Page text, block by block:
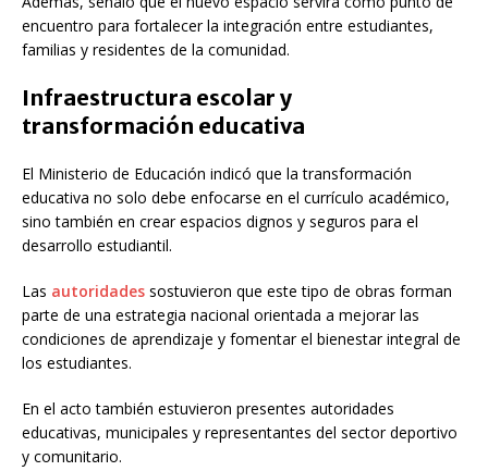
encuentro para fortalecer la integración entre estudiantes,
familias y residentes de la comunidad.
Infraestructura escolar y
transformación educativa
El Ministerio de Educación indicó que la transformación
educativa no solo debe enfocarse en el currículo académico,
sino también en crear espacios dignos y seguros para el
desarrollo estudiantil.
Las autoridades sostuvieron que este tipo de obras forman
parte de una estrategia nacional orientada a mejorar las
condiciones de aprendizaje y fomentar el bienestar integral de
los estudiantes.
En el acto también estuvieron presentes autoridades
educativas, municipales y representantes del sector deportivo
y comunitario.